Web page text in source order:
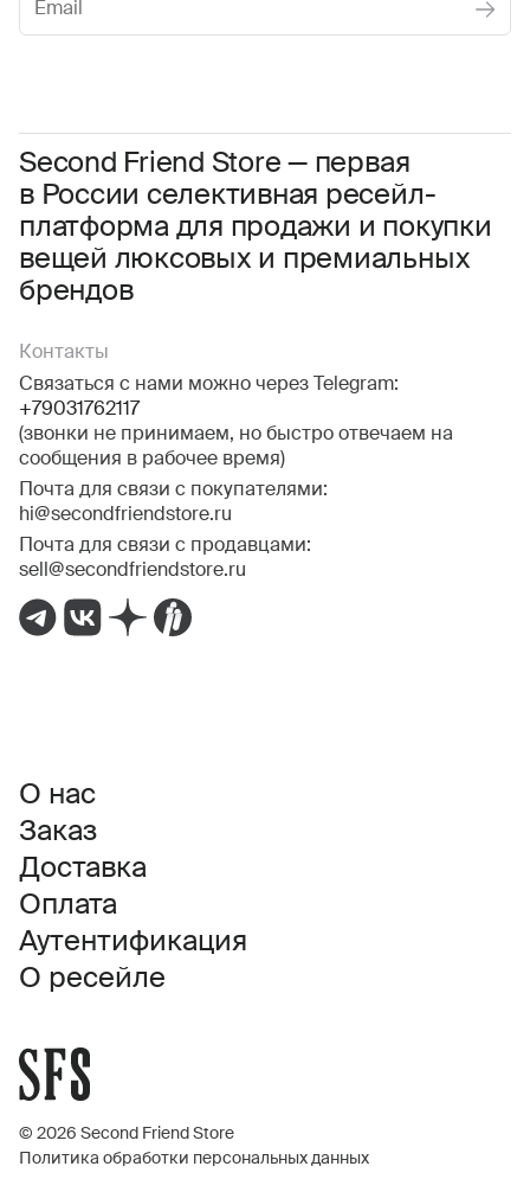
Second Friend Store — первая
в России селективная ресейл-
платформа для продажи и покупки
вещей люксовых и премиальных
брендов
Контакты
Связаться с нами можно через Telegram:
+79031762117
(звонки не принимаем, но быстро отвечаем на
сообщения в рабочее время)
Почта для связи с покупателями:
hi@secondfriendstore.ru
Почта для связи с продавцами:
sell@secondfriendstore.ru
Соглашаюсь с условиями Пользовательского соглашения
Даю согласие на получение рекламной информации.
О нас
Заказ
Доставка
Оплата
Аутентификация
О ресейле
© 2026 Second Friend Store
Политика обработки персональных данных